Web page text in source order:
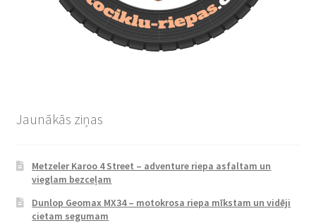
Jaunākās ziņas
Metzeler Karoo 4 Street – adventure riepa asfaltam un
vieglam bezceļam
Dunlop Geomax MX34 – motokrosa riepa mīkstam un vidēji
cietam segumam